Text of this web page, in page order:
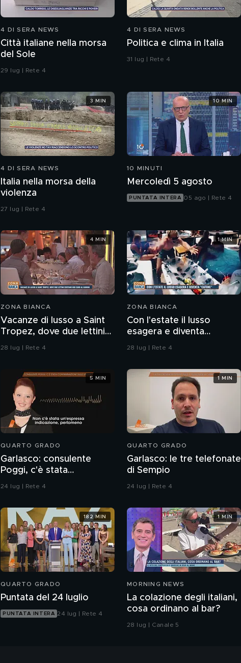
4 DI SERA NEWS
Città italiane nella morsa
del Sole
29 lug | Rete 4
4 DI SERA NEWS
Politica e clima in Italia
31 lug | Rete 4
4 DI SERA NEWS
Italia nella morsa della
violenza
27 lug | Rete 4
3 MIN
10 MINUTI
Mercoledì 5 agosto
PUNTATA INTERA 05 ago | Rete 4
10 MIN
ZONA BIANCA
Vacanze di lusso a Saint
Tropez, dove due lettini
costano 800 euro al
28 lug | Rete 4
4 MIN
ZONA BIANCA
Con l'estate il lusso
esagera e diventa
"cafone"
28 lug | Rete 4
1 MIN
QUARTO GRADO
Garlasco: consulente
Poggi, c'è stata
contaminazione sulle
24 lug | Rete 4
5 MIN
QUARTO GRADO
Garlasco: le tre telefonate
di Sempio
24 lug | Rete 4
1 MIN
QUARTO GRADO
Puntata del 24 luglio
PUNTATA INTERA 24 lug | Rete 4
182 MIN
MORNING NEWS
La colazione degli italiani,
cosa ordinano al bar?
28 lug | Canale 5
1 MIN